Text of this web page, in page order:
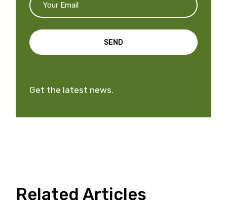
SEND
Get the latest news.
Related Articles